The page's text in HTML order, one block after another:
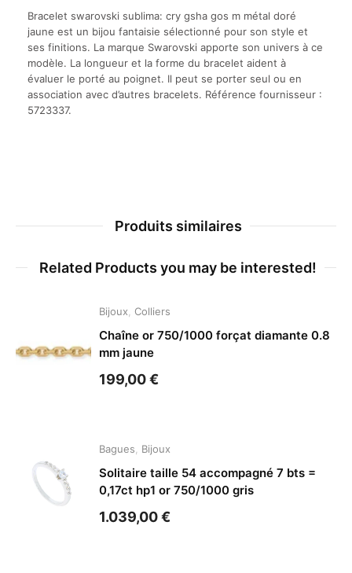
Bracelet swarovski sublima: cry gsha gos m métal doré
jaune est un bijou fantaisie sélectionné pour son style et
ses finitions. La marque Swarovski apporte son univers à ce
modèle. La longueur et la forme du bracelet aident à
évaluer le porté au poignet. Il peut se porter seul ou en
association avec d’autres bracelets. Référence fournisseur :
5723337.
Produits similaires
Related Products you may be interested!
Bijoux Colliers
Chaîne or 750/1000 forçat diamante 0.8
mm jaune
199,00€
Bagues Bijoux
Solitaire taille 54 accompagné 7 bts =
0,17ct hp1 or 750/1000 gris
1.039,00€